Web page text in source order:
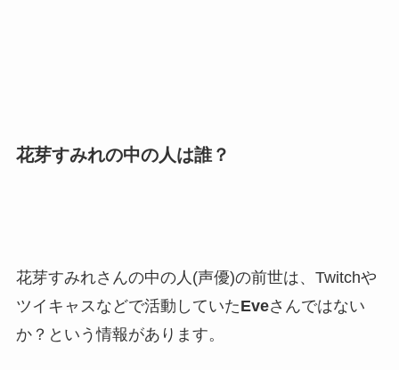
花芽すみれの中の人は誰？
花芽すみれさんの中の人(声優)の前世は、Twitchや
ツイキャスなどで活動していたEveさんではない
か？という情報があります。